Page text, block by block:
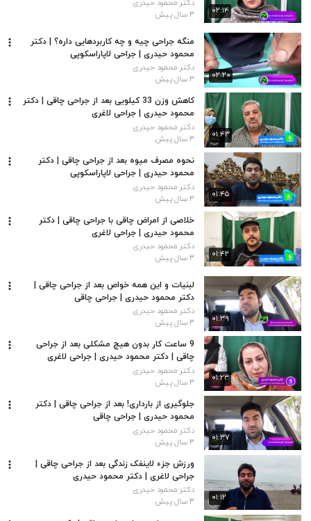
۰۲:۱۴
دکتر محمود حیدری
۳ سال پیش
۰۲:۲۰
منگه جراحی چیه و چه کاربردهایی داره؟ | دکتر
محمود حیدری | جراحی لاپاراسکوپی
دکتر محمود حیدری
۳ سال پیش
۰۱:۴۳
کاهش وزن 33 کیلویی بعد از جراحی چاقی | دکتر
محمود حیدری | جراحی لاغری
دکتر محمود حیدری
۳ سال پیش
۰۱:۴۵
نحوه مصرف میوه بعد از جراحی چاقی | دکتر
محمود حیدری | جراحی لاپاراسکوپی
دکتر محمود حیدری
۳ سال پیش
۰۱:۴۲
خلاصی از امراض چاقی با جراحی چاقی | دکتر
محمود حیدری | جراحی لاغری
دکتر محمود حیدری
۳ سال پیش
۰۱:۳۹
لبنیات و این همه خواص بعد از جراحی چاقی |
دکتر محمود حیدری | جراحی چاقی
دکتر محمود حیدری
۳ سال پیش
۰۱:۲۳
9 ساعت کار بدون هیچ مشکلی بعد از جراحی
چاقی | دکتر محمود حیدری | جراحی لاغری
دکتر محمود حیدری
۳ سال پیش
۰۱:۳۷
جلوگیری از بارداری! بعد از جراحی چاقی | دکتر
محمود حیدری | جراحی چاقی
دکتر محمود حیدری
۳ سال پیش
۰۱:۱۲
ورزش جزء لاینفک زندگی بعد از جراحی چاقی |
جراحی لاغری | دکتر محمود حیدری
دکتر محمود حیدری
۳ سال پیش